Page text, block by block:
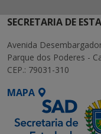
SECRETARIA DE
Avenida
Parque dos Poderes -
CEP.: 79031-310
MAPA